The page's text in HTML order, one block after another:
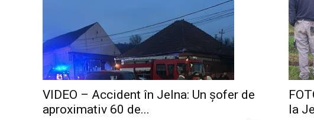
VIDEO – Accident în Jelna: Un șofer de
aproximativ 60 de...
la